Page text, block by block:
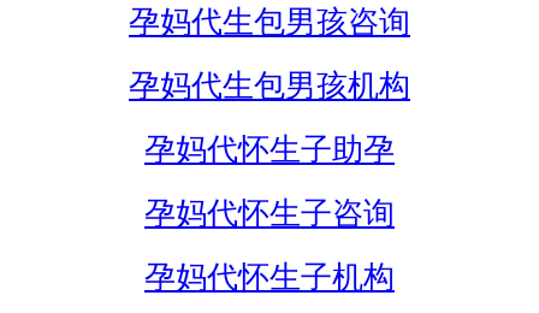
孕妈代生包男孩咨询
孕妈代生包男孩机构
孕妈代怀生子助孕
孕妈代怀生子咨询
孕妈代怀生子机构